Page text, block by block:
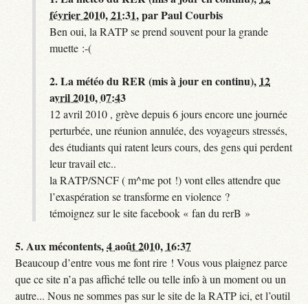
février 2010, 21:31,parPaul Courbis
Ben oui, la RATP se prend souvent pour la grande
muette :-(
2.La météo du RER (mis à jour en continu), 12
avril 2010, 07:43
12 avril 2010 , grève depuis 6 jours encore une journée
perturbée, une réunion annulée, des voyageurs stressés,
des étudiants qui ratent leurs cours, des gens qui perdent
leur travail etc..
la RATP/SNCF ( m^me pot !) vont elles attendre que
l’exaspération se transforme en violence ?
témoignez sur le site facebook « fan du rerB »
5.Aux mécontents,4 août 2010, 16:37
Beaucoup d’entre vous me font rire ! Vous vous plaignez parce
que ce site n’a pas affiché telle ou telle info à un moment ou un
autre... Nous ne sommes pas sur le site de la RATP ici, et l’outil